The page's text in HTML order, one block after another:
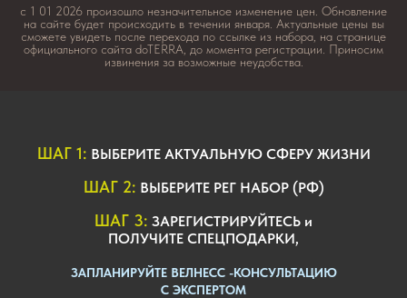
с 1 01 2026 произошло незначительное изменение цен. Обновление
на сайте будет происходить в течении января. Актуальные цены вы
сможете увидеть после перехода по ссылке из набора, на странице
официального сайта doTERRA, до момента регистрации. Приносим
извинения за возможные неудобства.
ШАГ 1: ВЫБЕРИТЕ АКТУАЛЬНУЮ СФЕРУ ЖИЗНИ
ШАГ 2: ВЫБЕРИТЕ РЕГ НАБОР (РФ)
ШАГ 3: ЗАРЕГИСТРИРУЙТЕСЬ и
ПОЛУЧИТЕ СПЕЦПОДАРКИ,
ЗАПЛАНИРУЙТЕ ВЕЛНЕСС -КОНСУЛЬТАЦИЮ
С ЭКСПЕРТОМ